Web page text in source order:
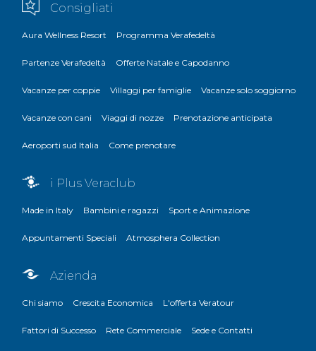
Consigliati
Aura Wellness Resort Programma Verafedeltà
Partenze Verafedeltà Offerte Natale e Capodanno
Vacanze per coppie Villaggi per famiglie Vacanze solo soggiorno
Vacanze con cani Viaggi di nozze Prenotazione anticipata
Aeroporti sud Italia Come prenotare
i Plus Veraclub
Made in Italy Bambini e ragazzi Sport e Animazione
Appuntamenti Speciali Atmosphera Collection
Azienda
Chi siamo Crescita Economica L'offerta Veratour
Fattori di Successo Rete Commerciale Sede e Contatti